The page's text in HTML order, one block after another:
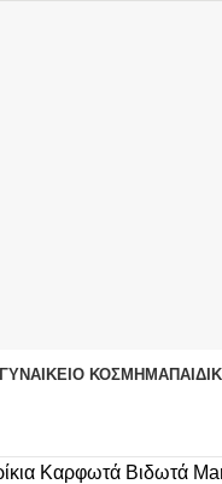
ΓΥΝΑΙΚΕΊΟ ΚΟΣΜΉΜΑ